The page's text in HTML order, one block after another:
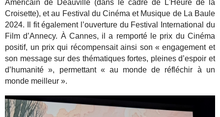
Américain de Deauville (dans le cadre de L'Heure de la
Croisette), et au Festival du Cinéma et Musique de La Baule
2024. Il fit également l’ouverture du Festival International du
Film d’Annecy. À Cannes, il a remporté le prix du Cinéma
positif, un prix qui récompensait ainsi son « engagement et
son message sur des thématiques fortes, pleines d’espoir et
d’humanité », permettant « au monde de réfléchir à un
monde meilleur ».